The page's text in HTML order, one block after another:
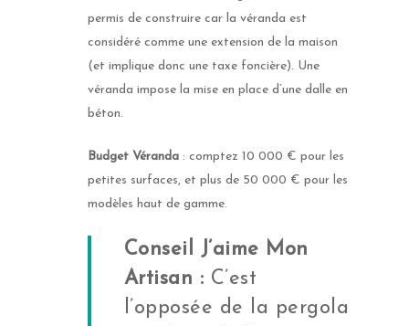
permis de construire car la véranda est
considéré comme une extension de la maison
(et implique donc une taxe foncière). Une
véranda impose la mise en place d’une dalle en
béton.
Budget Véranda : comptez 10 000 € pour les
petites surfaces, et plus de 50 000 € pour les
modèles haut de gamme.
Conseil J’aime Mon
Artisan : C’est
l’opposée de la pergola